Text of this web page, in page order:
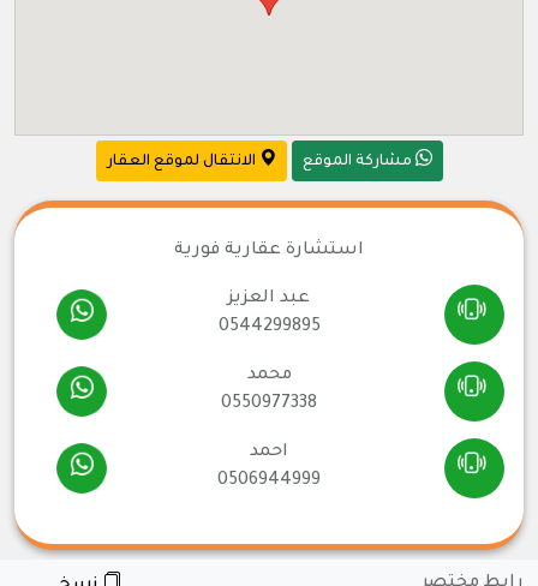
مشاركة الموقع الانتقال لموقع العقار
استشارة عقارية فورية
عبد العزيز
0544299895
محمد
0550977338
احمد
0506944999